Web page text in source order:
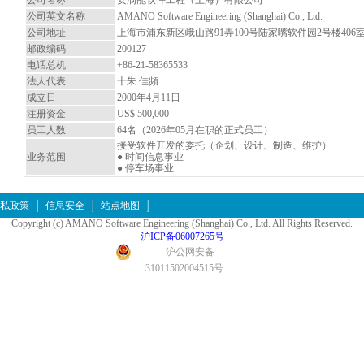
公司英文名称
AMANO Software Engineering (Shanghai) Co., Ltd.
公司地址
上海市浦东新区峨山路91弄100号陆家嘴软件园2号楼406
邮政编码
200127
电话总机
+86-21-58365533
法人代表
十朱 佳頻
成立日
2000年4月11日
注册资金
US$ 500,000
员工人数
64名（2026年05月在职的正式员工）
业务范围
接受软件开发的委托（企划、设计、制造、维护）
● 时间信息事业
● 停车场事业
政策 信息安全
站点地图
Copyright (c) AMANO Software Engineering (Shanghai) Co., Ltd. All Rights Reserved.
沪ICP备06007265号
沪公网安备
31011502004515号